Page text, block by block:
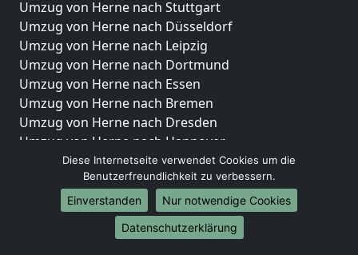
Umzug von Herne nach Stuttgart
Umzug von Herne nach Düsseldorf
Umzug von Herne nach Leipzig
Umzug von Herne nach Dortmund
Umzug von Herne nach Essen
Umzug von Herne nach Bremen
Umzug von Herne nach Dresden
Umzug von Herne nach Hannover
Umzug von Herne nach Nürnberg
Umzug von Herne nach Duisburg
Umzug von Herne nach Bochum
Umzug von Herne nach Wuppertal
Umzug von Herne nach Bielefeld
Diese Internetseite verwendet Cookies um die
Benutzerfreundlichkeit zu verbessern.
Einverstanden
Nur notwendige Cookies
Datenschutzerklärung